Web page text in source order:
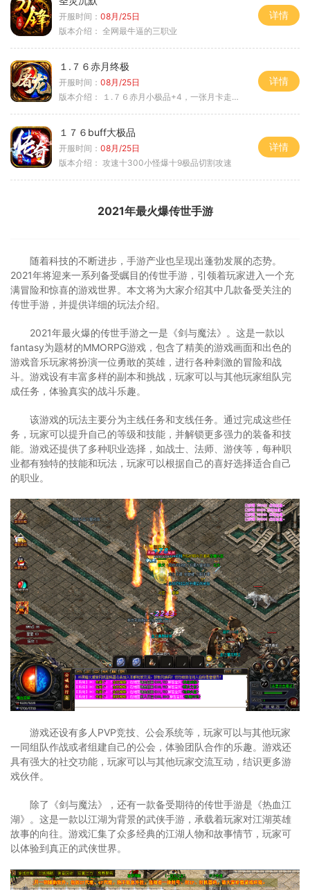
开服时间： 08月/25日
版本介绍： 全网最牛逼的三职业
详情
１.７６赤月终极
开服时间： 08月/25日
版本介绍：
１.７６赤月小极品+4，一张月卡走天涯b
详情
１７６buff大极品
开服时间： 08月/25日
版本介绍： 攻速十300小怪爆十9极品切割攻速
详情
2021年最火爆传世手游
随着科技的不断进步，手游产业也呈现出蓬勃发展的态势。
2021年将迎来一系列备受瞩目的传世手游，引领着玩家进入一个充
满冒险和惊喜的游戏世界。本文将为大家介绍其中几款备受关注的
传世手游，并提供详细的玩法介绍。
2021年最火爆的传世手游之一是《剑与魔法》。这是一款以
fantasy为题材的MMORPG游戏，包含了精美的游戏画面和出色的
游戏音乐玩家将扮演一位勇敢的英雄，进行各种刺激的冒险和战
斗。游戏设有丰富多样的副本和挑战，玩家可以与其他玩家组队完
成任务，体验真实的战斗乐趣。
该游戏的玩法主要分为主线任务和支线任务。通过完成这些任
务，玩家可以提升自己的等级和技能，并解锁更多强力的装备和技
能。游戏还提供了多种职业选择，如战士、法师、游侠等，每种职
业都有独特的技能和玩法，玩家可以根据自己的喜好选择适合自己
的职业。
游戏还设有多人PVP竞技、公会系统等，玩家可以与其他玩家
一同组队作战或者组建自己的公会，体验团队合作的乐趣。游戏还
具有强大的社交功能，玩家可以与其他玩家交流互动，结识更多游
戏伙伴。
除了《剑与魔法》，还有一款备受期待的传世手游是《热血江
湖》。这是一款以江湖为背景的武侠手游，承载着玩家对江湖英雄
故事的向往。游戏汇集了众多经典的江湖人物和故事情节，玩家可
以体验到真正的武侠世界。